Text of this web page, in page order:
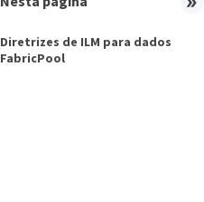
Diretrizes de ILM para dados
FabricPool